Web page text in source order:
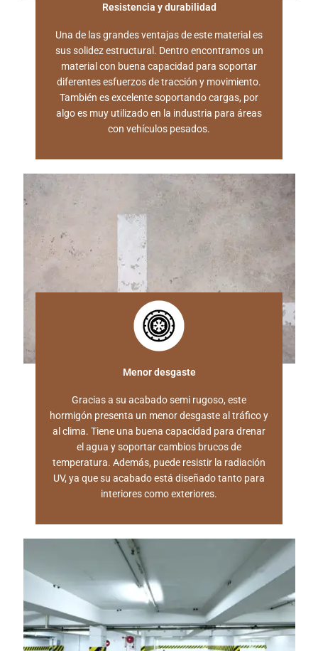
Resistencia y durabilidad
Una de las grandes ventajas de este material es
sus solidez estructural. Dentro encontramos un
material con buena capacidad para soportar
diferentes esfuerzos de tracción y movimiento.
También es excelente soportando cargas, por
algo es muy utilizado en la industria para áreas
con vehículos pesados.
Menor desgaste
Gracias a su acabado semi rugoso, este
hormigón presenta un menor desgaste al tráfico y
al clima. Tiene una buena capacidad para drenar
el agua y soportar cambios brucos de
temperatura. Además, puede resistir la radiación
UV, ya que su acabado está diseñado tanto para
interiores como exteriores.